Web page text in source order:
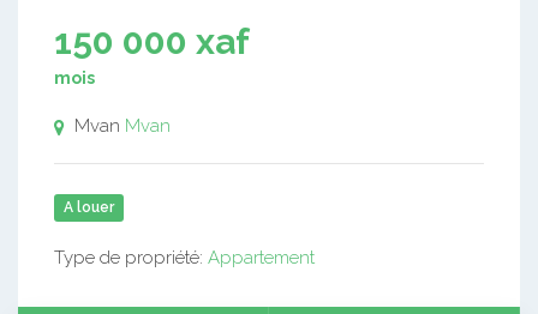
150 000 xaf
mois
Mvan Mvan
A louer
Type de propriété: Appartement